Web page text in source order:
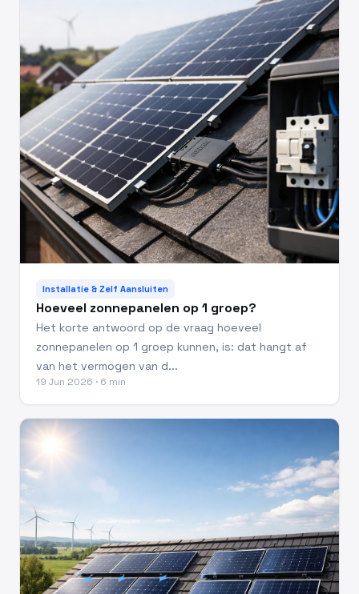
Installatie & Zelf Aansluiten
Hoeveel zonnepanelen op 1 groep?
Het korte antwoord op de vraag hoeveel
zonnepanelen op 1 groep kunnen, is: dat hangt af
van het vermogen van d...
19 Jun 2026 · 6 min